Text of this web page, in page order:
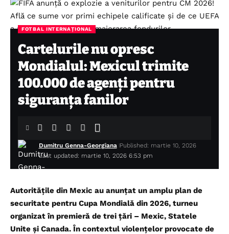
FOTBAL INTERNAȚIONAL
Cartelurile nu opresc
Mondialul: Mexicul trimite
100.000 de agenți pentru
siguranța fanilor
Last updated: martie 10, 2026 6:53 pm
Dumitru Genna-Georgiana Published: martie 10, 2026
Autoritățile din Mexic au anunțat un amplu plan de
securitate pentru Cupa Mondială din 2026, turneu
organizat în premieră de trei țări – Mexic, Statele
Unite și Canada. În contextul violențelor provocate de